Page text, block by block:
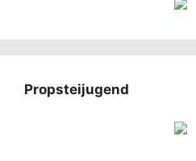
Propsteijugend